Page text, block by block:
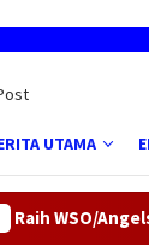
UTAMA
Award